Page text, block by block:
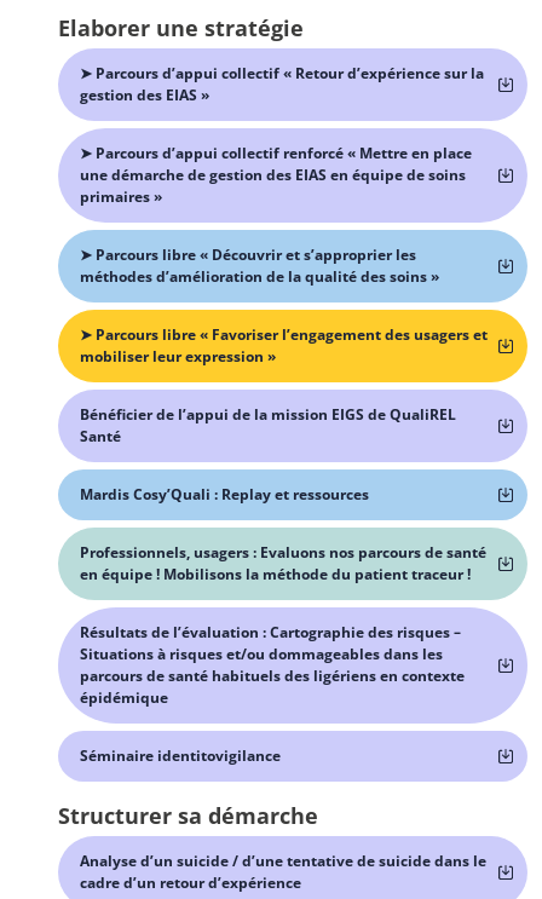
Elaborer une stratégie
➤ Parcours d’appui collectif « Retour d’expérience sur la
gestion des EIAS »
➤ Parcours d’appui collectif renforcé « Mettre en place
une démarche de gestion des EIAS en équipe de soins
primaires »
➤ Parcours libre « Découvrir et s’approprier les
méthodes d’amélioration de la qualité des soins »
➤ Parcours libre « Favoriser l’engagement des usagers et
mobiliser leur expression »
Bénéficier de l’appui de la mission EIGS de QualiREL
Santé
Mardis Cosy’Quali : Replay et ressources
Professionnels, usagers : Evaluons nos parcours de santé
en équipe ! Mobilisons la méthode du patient traceur !
Résultats de l’évaluation : Cartographie des risques –
Situations à risques et/ou dommageables dans les
parcours de santé habituels des ligériens en contexte
épidémique
Séminaire identitovigilance
Structurer sa démarche
Analyse d’un suicide / d’une tentative de suicide dans le
cadre d’un retour d’expérience